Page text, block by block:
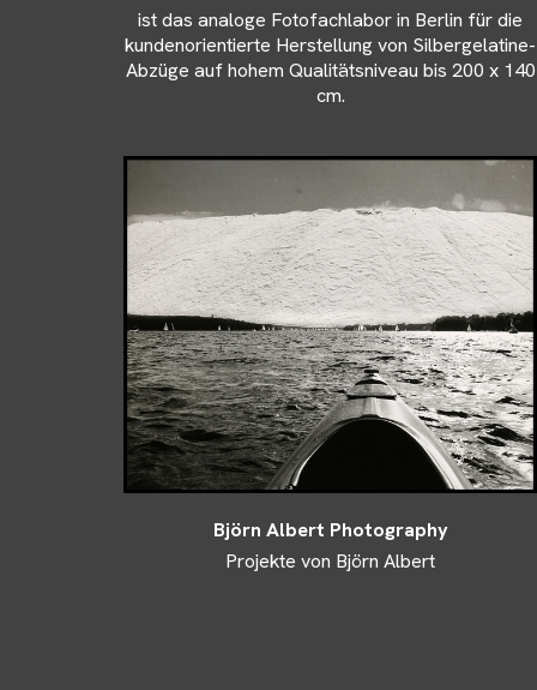
ist das analoge Fotofachlabor in Berlin für die
kundenorientierte Herstellung von Silbergelatine-
Abzüge auf hohem Qualitätsniveau bis 200 x 140
cm.
Björn Albert Photography
Projekte von Björn Albert